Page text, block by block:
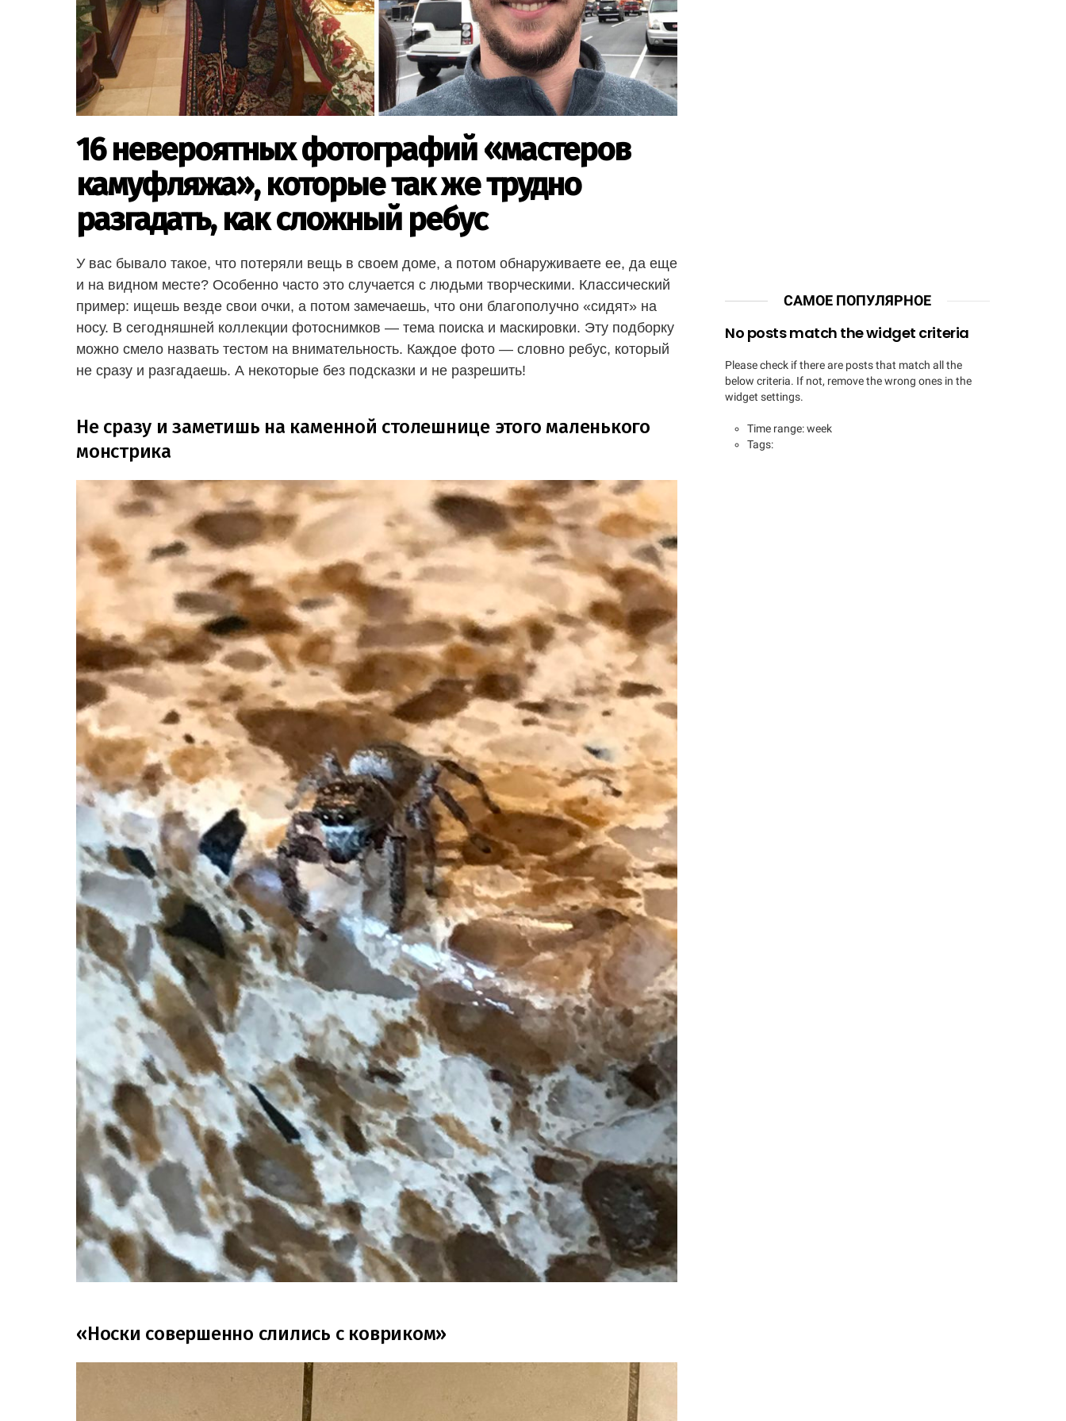
16 невероятных фотографий «мастеров
камуфляжа», которые так же трудно
разгадать, как сложный ребус
У вас бывало такое, что потеряли вещь в своем доме, а потом обнаруживаете ее, да еще
и на видном месте? Особенно часто это случается с людьми творческими. Классический
пример: ищешь везде свои очки, а потом замечаешь, что они благополучно «сидят» на
носу. В сегодняшней коллекции фотоснимков — тема поиска и маскировки. Эту подборку
можно смело назвать тестом на внимательность. Каждое фото — словно ребус, который
не сразу и разгадаешь. А некоторые без подсказки и не разрешить!
Не сразу и заметишь на каменной столешнице этого маленького
монстрика
«Носки совершенно слились с ковриком»
САМОЕ ПОПУЛЯРНОЕ
No posts match the widget criteria
Please check if there are posts that match all the
below criteria. If not, remove the wrong ones in the
widget settings.
Time range: week
Tags: